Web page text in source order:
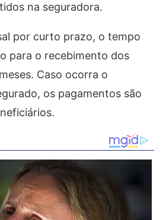
na seguradora.
por curto prazo, o tempo
para o recebimento dos
Caso ocorra o
os pagamentos são